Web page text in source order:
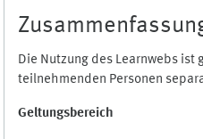
Die Nutzung des Learnwebs
teilnehmenden Personen
Geltungsbereich